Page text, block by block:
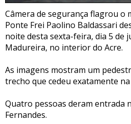
Câmera de segurança flagrou o
Ponte Frei Paolino Baldassari
noite desta sexta-feira, dia 5 de
Madureira, no interior do Acre.
As imagens mostram um
trecho que cedeu exatamente
Quatro pessoas deram entrada
Fernandes.